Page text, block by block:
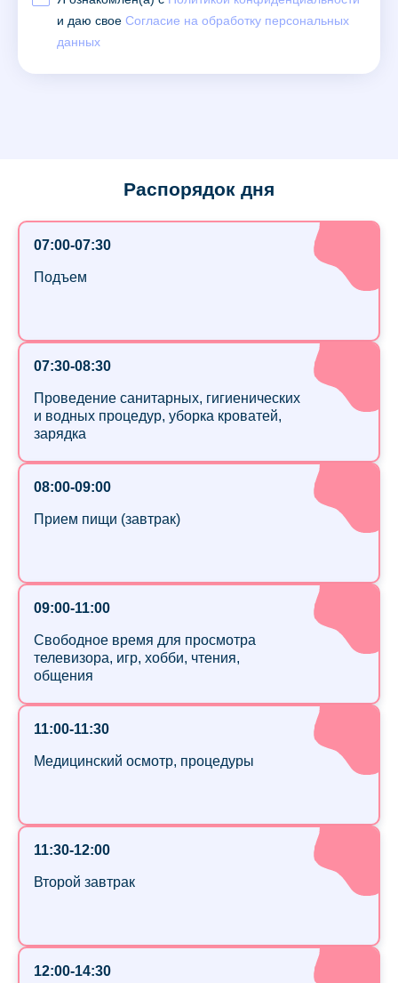
и даю свое Согласие на обработку персональных
данных
Распорядок дня
07:00-07:30
Подъем
07:30-08:30
Проведение санитарных, гигиенических
и водных процедур, уборка кроватей,
зарядка
08:00-09:00
Прием пищи (завтрак)
09:00-11:00
Свободное время для просмотра
телевизора, игр, хобби, чтения,
общения
11:00-11:30
Медицинский осмотр, процедуры
11:30-12:00
Второй завтрак
12:00-14:30